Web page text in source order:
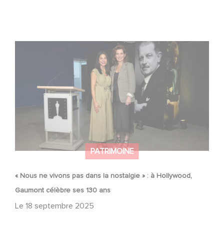
PATRIMOINE
« Nous ne vivons pas dans la nostalgie » : à Hollywood,
Gaumont célèbre ses 130 ans
Le 18 septembre 2025
« Nous ne vivons pas dans la nostalgie » : à Hollywood,
Gaumont célèbre ses 130 ans